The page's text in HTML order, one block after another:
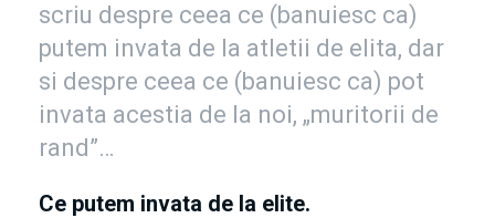
scriu despre ceea ce (banuiesc ca)
putem invata de la atletii de elita, dar
si despre ceea ce (banuiesc ca) pot
invata acestia de la noi, „muritorii de
rand”…
Ce putem invata de la elite.